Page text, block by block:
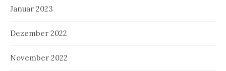
Januar 2023
Dezember 2022
November 2022